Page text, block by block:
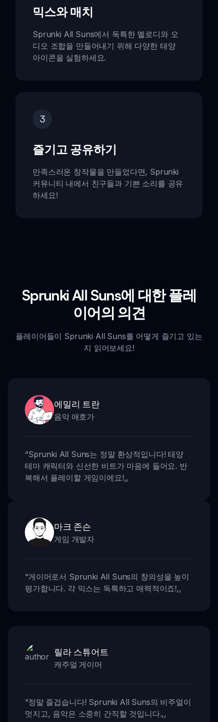
믹스와 매치
Sprunki All Suns에서 독특한 멜로디와 오
디오 조합을 만들어내기 위해 다양한 태양
아이콘을 실험하세요.
3
즐기고 공유하기
만족스러운 창작물을 만들었다면, Sprunki
커뮤니티 내에서 친구들과 기쁜 소리를 공유
하세요!
Sprunki All Suns에 대한 플레
이어의 의견
플레이어들이 Sprunki All Suns를 어떻게 즐기고 있는
지 읽어보세요!
에밀리 트란
음악 애호가
“Sprunki All Suns는 정말 환상적입니다! 태양
테마 캐릭터와 신선한 비트가 마음에 들어요. 반
복해서 플레이할 게임이에요!,,
마크 존슨
게임 개발자
“게이머로서 Sprunki All Suns의 창의성을 높이
평가합니다. 각 믹스는 독특하고 매력적이죠!,,
릴라 스튜어트
캐주얼 게이머
“정말 즐겁습니다! Sprunki All Suns의 비주얼이
멋지고, 음악은 소중히 간직할 것입니다.,,